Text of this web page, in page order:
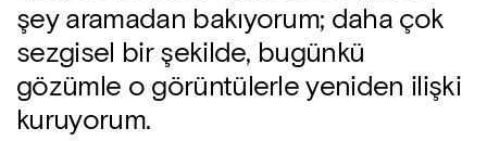
şey aramadan bakıyorum; daha çok
sezgisel bir şekilde, bugünkü
gözümle o görüntülerle yeniden ilişki
kuruyorum.